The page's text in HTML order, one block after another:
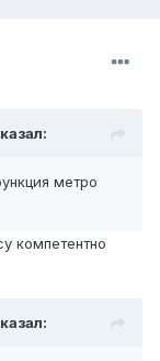
метро
компетентно